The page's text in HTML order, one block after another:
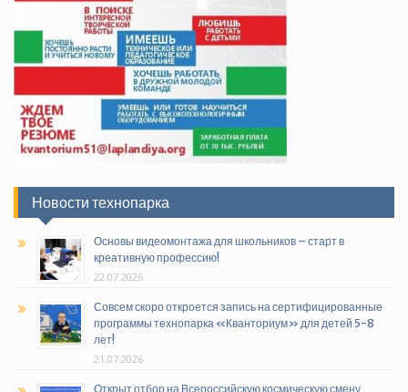
Новости технопарка
Основы видеомонтажа для школьников – старт в
креативную профессию!
22.07.2026
Совсем скоро откроется запись на сертифицированные
программы технопарка «Кванториум» для детей 5-8
лет!
21.07.2026
Открыт отбор на Всероссийскую космическую смену